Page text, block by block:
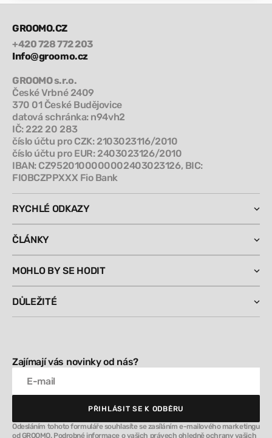
GROOMO.CZ
+420 728 772 203
Info@groomo.cz
GROOMO s.r.o.
České Vrbné 2409
370 01 České Budějovice
datová schránka: n94vh2
IČ: 222 20 283
číslo účtu pro CZK: 2103023116/2010
číslo účtu pro EUR: 2403023126/2010
IBAN: CZ9520100000002403023126, BIC:
FIOBCZPPXXX Fio Bank
RYCHLÉ ODKAZY
ČLÁNKY
MOHLO BY SE HODIT
DŮLEŽITÉ
Zajímají vás novinky od nás?
E-mail
PŘIHLÁSIT SE K ODBĚRU
PŘIHLÁSIT SE K ODBĚRU
Odesláním tohoto formuláře souhlasíte se zasíláním e-mailového marketingu
od GROOMO. Podrobné informace o vašich právech ohledně ochrany vašich